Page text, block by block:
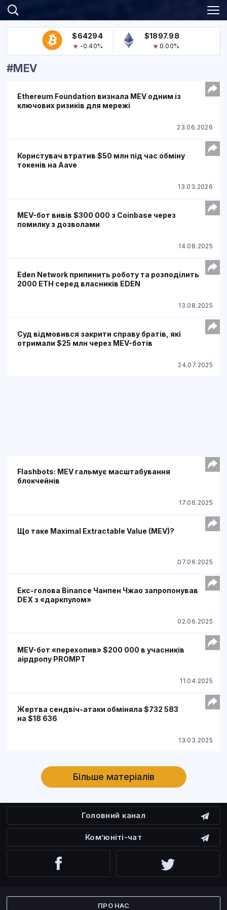
$64294
-0.40%
$1897.98
0.00%
#MEV
Ethereum Foundation визнала MEV одним із
ключових ризиків для мережі
23.06.2026
Користувач втратив $50 млн під час обміну
токенів на Aave
13.03.2026
MEV-бот вивів $300 000 з Coinbase через
помилку з дозволами
14.08.2025
Eden Network припинить роботу та розподілить
2000 ETH серед власників EDEN
13.08.2025
Суд відмовився закрити справу братів, які
отримали $25 млн через MEV-ботів
24.07.2025
Flashbots: MEV гальмує масштабування
блокчейнів
17.06.2025
Що таке Maximal Extractable Value (MEV)?
07.06.2025
Екс-голова Binance Чанпен Чжао запропонував
DEX з «даркпулом»
02.06.2025
MEV-бот «перехопив» $200 000 в учасників
аірдропу PROMPT
11.04.2025
Жертва сендвіч-атаки обміняла $732 583
на $18 636
13.03.2025
Більше матеріалів
Головний канал
Ком’юніті-чат
ПРО НАС